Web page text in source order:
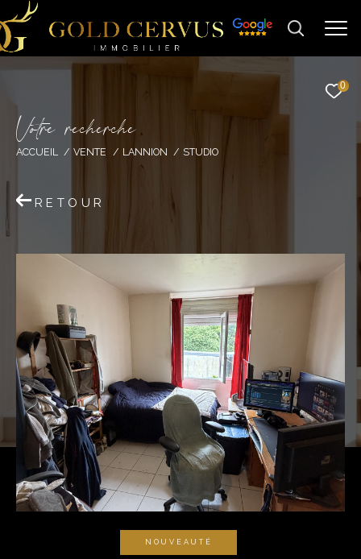
0
Votre recherche
ACCUEIL VENTE LANNION STUDIO
RETOUR
NOUVEAUTÉ